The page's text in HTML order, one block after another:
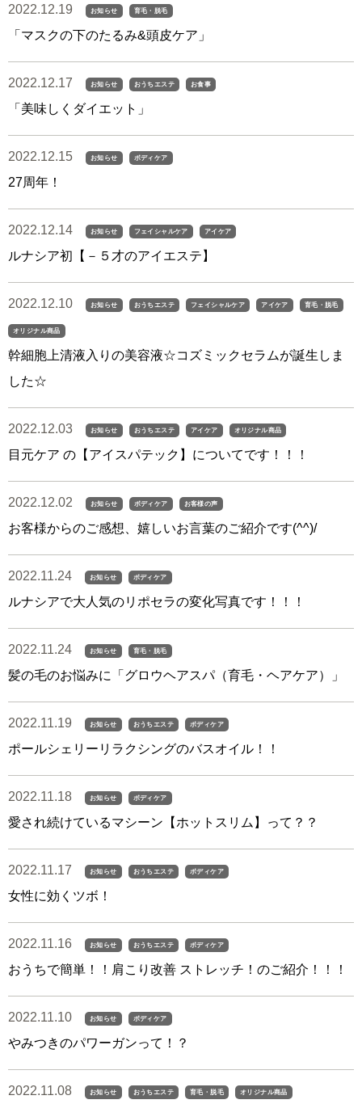
2022.12.19 お知らせ 育毛・脱毛
「マスクの下のたるみ&頭皮ケア」
2022.12.17 お知らせ おうちエステ お食事
「美味しくダイエット」
2022.12.15 お知らせ ボディケア
27周年！
2022.12.14 お知らせ フェイシャルケア アイケア
ルナシア初【－５才のアイエステ】
2022.12.10 お知らせ おうちエステ フェイシャルケア アイケア 育毛・脱毛
オリジナル商品
幹細胞上清液入りの美容液☆コズミックセラムが誕生しま
した☆
2022.12.03 お知らせ おうちエステ アイケア オリジナル商品
目元ケア の【アイスパテック】についてです！！！
2022.12.02 お知らせ ボディケア お客様の声
お客様からのご感想、嬉しいお言葉のご紹介です(^^)/
2022.11.24 お知らせ ボディケア
ルナシアで大人気のリポセラの変化写真です！！！
2022.11.24 お知らせ 育毛・脱毛
髪の毛のお悩みに「グロウヘアスパ（育毛・ヘアケア）」
2022.11.19 お知らせ おうちエステ ボディケア
ポールシェリーリラクシングのバスオイル！！
2022.11.18 お知らせ ボディケア
愛され続けているマシーン【ホットスリム】って？？
2022.11.17 お知らせ おうちエステ ボディケア
女性に効くツボ！
2022.11.16 お知らせ おうちエステ ボディケア
おうちで簡単！！肩こり改善 ストレッチ！のご紹介！！！
2022.11.10 お知らせ ボディケア
やみつきのパワーガンって！？
2022.11.08 お知らせ おうちエステ 育毛・脱毛 オリジナル商品